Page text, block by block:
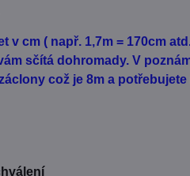
v cm ( např. 1,7m = 170cm
sčítá dohromady. V
což je 8m a